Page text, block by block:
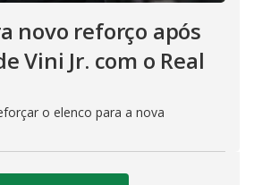
novo reforço após
Vini Jr. com o Real
o elenco para a nova